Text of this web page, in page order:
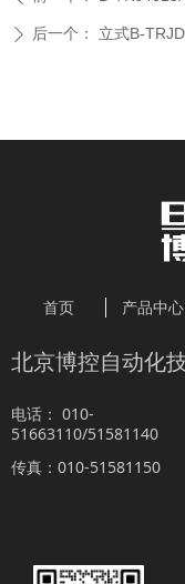
ꄲ 后一个： 立式B-
首页 产品中心
北京博控自动化
电话： 010-
51663110/51581140
传真： 010-51581150